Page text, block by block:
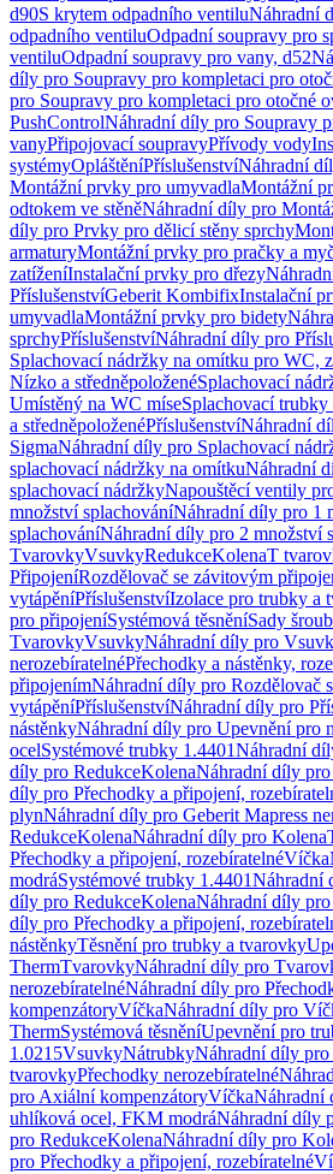
d90S krytem odpadního ventiluNáhradní
odpadního ventiluOdpadní soupravy pro
ventiluOdpadní soupravy pro vany, d52
díly pro Soupravy pro kompletaci pro
pro Soupravy pro kompletaci pro otočné
PushControlNáhradní díly pro Soupravy
vanyPřipojovací soupravyPřívody vody
systémyOpláštěníPříslušenstvíNáhradní
Montážní prvky pro umyvadlaMontážní
odtokem ve stěněNáhradní díly pro
díly pro Prvky pro dělicí stěny sprchy
armaturyMontážní prvky pro pračky a
zatíženíInstalační prvky pro dřezy
PříslušenstvíGeberit KombifixInstalační
umyvadlaMontážní prvky pro bidety
sprchyPříslušenstvíNáhradní díly pro
Splachovací nádržky na omítku pro WC,
Nízko a středněpoloženéSplachovací
Umístěný na WC míseSplachovací
a středněpoloženéPříslušenstvíNáhradní
SigmaNáhradní díly pro Splachovací
splachovací nádržky na omítkuNáhradní
splachovací nádržkyNapouštěcí ventily
množství splachováníNáhradní díly pro 1
splachováníNáhradní díly pro 2 množství
TvarovkyVsuvkyRedukceKolenaT
PřipojeníRozdělovač se závitovým
vytápěníPříslušenstvíIzolace pro trubky a
pro připojeníSystémová těsněníSady
TvarovkyVsuvkyNáhradní díly pro
nerozebíratelnéPřechodky a nástěnky,
připojenímNáhradní díly pro Rozdělovač
vytápěníPříslušenstvíNáhradní díly pro
nástěnkyNáhradní díly pro Upevnění pro
ocelSystémové trubky 1.4401Náhradní
díly pro RedukceKolenaNáhradní díly
díly pro Přechodky a připojení,
plynNáhradní díly pro Geberit Mapress
RedukceKolenaNáhradní díly pro Kolena
Přechodky a připojení, rozebíratelnéVíčka
modráSystémové trubky 1.4401Náhradní
díly pro RedukceKolenaNáhradní díly
díly pro Přechodky a připojení,
nástěnkyTěsnění pro trubky a tvarovky
ThermTvarovkyNáhradní díly pro
nerozebíratelnéNáhradní díly pro
kompenzátoryVíčkaNáhradní díly pro
ThermSystémová těsněníUpevnění pro
1.0215VsuvkyNátrubkyNáhradní díly
tvarovkyPřechodky nerozebíratelné
pro Axiální kompenzátoryVíčkaNáhradní
uhlíková ocel, FKM modráNáhradní díly
pro RedukceKolenaNáhradní díly pro
pro Přechodky a připojení, rozebíratelné